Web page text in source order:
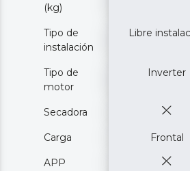
(kg)
Tipo de
instalación
Libre
Tipo de
motor
Inverter
Secadora
Carga Frontal
APP